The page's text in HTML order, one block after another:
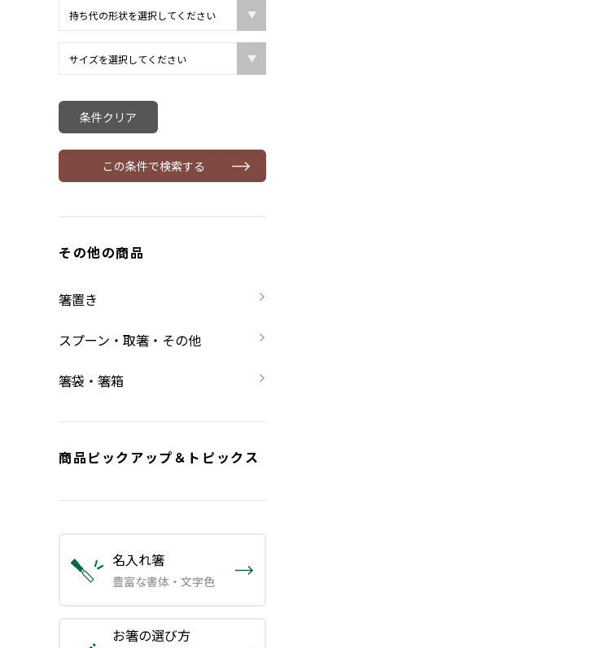
条件クリア
この条件で検索する
その他の商品
箸置き
スプーン・取箸・その他
箸袋・箸箱
商品ピックアップ＆トピックス
名入れ箸
豊富な書体・文字色
お箸の選び方